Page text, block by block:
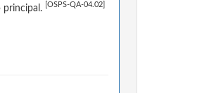
principal.
[OSPS-QA-04.02]